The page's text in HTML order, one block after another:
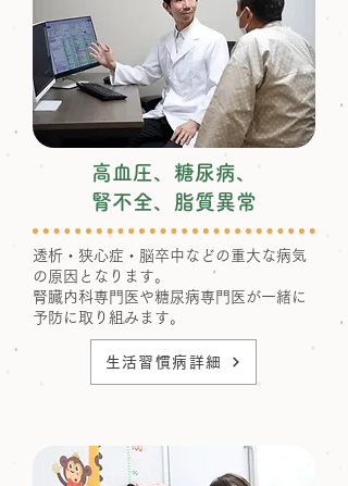
高血圧、糖尿病、
腎不全、脂質異常
透析・狭心症・脳卒中などの重大な病気
の原因となります。
腎臓内科専門医や糖尿病専門医が一緒に
予防に取り組みます。
生活習慣病詳細